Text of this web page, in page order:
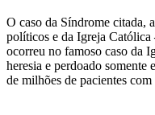
O caso da Síndrome citada,
políticos e da Igreja Católica
ocorreu no famoso caso da
heresia e perdoado somente
de milhões de pacientes